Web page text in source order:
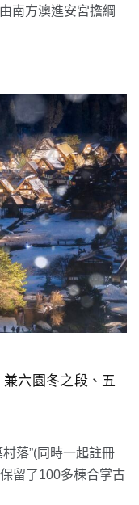
南方澳進安宮擔綱
六園冬之段、五
落”(同時一起註冊
留了100多棟合掌古